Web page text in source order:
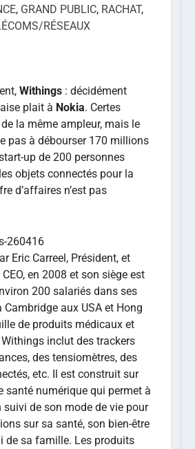
, GRAND PUBLIC, RACHAT,
RÉSEAUX
Withings : décidément
plait à Nokia. Certes
de la même ampleur, mais le
pas à débourser 170 millions
up de 200 personnes
objets connectés pour la
d’affaires n’est pas
Eric Carreel, Président, et
en 2008 et son siège est
200 salariés dans ses
Cambridge aux USA et Hong
de produits médicaux et
inclut des trackers
des tensiomètres, des
etc. Il est construit sur
santé numérique qui permet à
suivi de son mode de vie pour
sur sa santé, son bien-être
de sa famille. Les produits